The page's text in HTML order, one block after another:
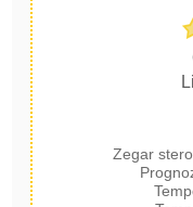
Zegar